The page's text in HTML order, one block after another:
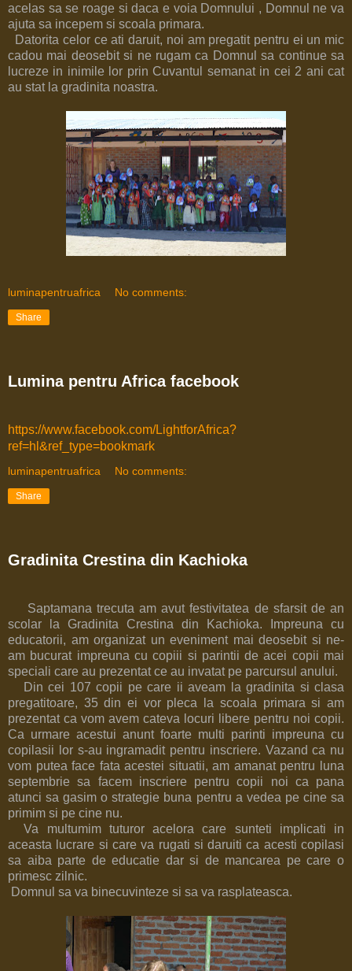
acelas sa se roage si daca e voia Domnului , Domnul ne va
ajuta sa incepem si scoala primara.
Datorita celor ce ati daruit, noi am pregatit pentru ei un mic
cadou mai deosebit si ne rugam ca Domnul sa continue sa
lucreze in inimile lor prin Cuvantul semanat in cei 2 ani cat
au stat la gradinita noastra.
luminapentruafrica No comments:
Share
Lumina pentru Africa facebook
https://www.facebook.com/LightforAfrica?
ref=hl&ref_type=bookmark
luminapentruafrica No comments:
Share
Gradinita Crestina din Kachioka
Saptamana trecuta am avut festivitatea de sfarsit de an
scolar la Gradinita Crestina din Kachioka. Impreuna cu
educatorii, am organizat un eveniment mai deosebit si ne-
am bucurat impreuna cu copiii si parintii de acei copii mai
speciali care au prezentat ce au invatat pe parcursul anului.
Din cei 107 copii pe care ii aveam la gradinita si clasa
pregatitoare, 35 din ei vor pleca la scoala primara si am
prezentat ca vom avem cateva locuri libere pentru noi copii.
Ca urmare acestui anunt foarte multi parinti impreuna cu
copilasii lor s-au ingramadit pentru inscriere. Vazand ca nu
vom putea face fata acestei situatii, am amanat pentru luna
septembrie sa facem inscriere pentru copii noi ca pana
atunci sa gasim o strategie buna pentru a vedea pe cine sa
primim si pe cine nu.
Va multumim tuturor acelora care sunteti implicati in
aceasta lucrare si care va rugati si daruiti ca acesti copilasi
sa aiba parte de educatie dar si de mancarea pe care o
primesc zilnic.
Domnul sa va binecuvinteze si sa va rasplateasca.